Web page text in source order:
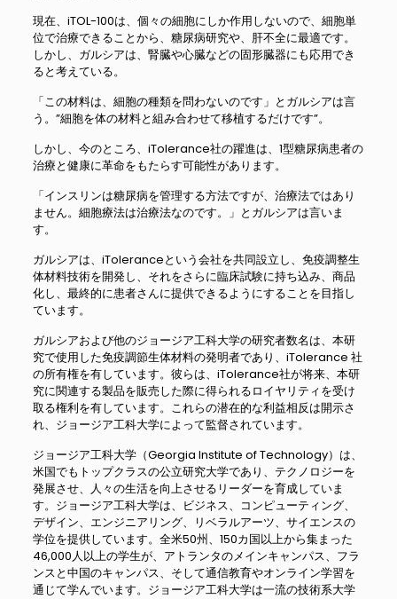
現在、iTOL-100は、個々の細胞にしか作用しないので、細胞単
位で治療できることから、糖尿病研究や、肝不全に最適です。
しかし、ガルシアは、腎臓や心臓などの固形臓器にも応用でき
ると考えている。
「この材料は、細胞の種類を問わないのです」とガルシアは言
う。”細胞を体の材料と組み合わせて移植するだけです”。
しかし、今のところ、iTolerance社の躍進は、1型糖尿病患者の
治療と健康に革命をもたらす可能性があります。
「インスリンは糖尿病を管理する方法ですが、治療法ではあり
ません。細胞療法は治療法なのです。」とガルシアは言いま
す。
ガルシアは、iToleranceという会社を共同設立し、免疫調整生
体材料技術を開発し、それをさらに臨床試験に持ち込み、商品
化し、最終的に患者さんに提供できるようにすることを目指し
ています。
ガルシアおよび他のジョージア工科大学の研究者数名は、本研
究で使用した免疫調節生体材料の発明者であり、iTolerance 社
の所有権を有しています。彼らは、iTolerance社が将来、本研
究に関連する製品を販売した際に得られるロイヤリティを受け
取る権利を有しています。これらの潜在的な利益相反は開示さ
れ、ジョージア工科大学によって監督されています。
ジョージア工科大学（Georgia Institute of Technology）は、
米国でもトップクラスの公立研究大学であり、テクノロジーを
発展させ、人々の生活を向上させるリーダーを育成していま
す。ジョージア工科大学は、ビジネス、コンピューティング、
デザイン、エンジニアリング、リベラルアーツ、サイエンスの
学位を提供しています。全米50州、150カ国以上から集まった
46,000人以上の学生が、アトランタのメインキャンパス、フラ
ンスと中国のキャンパス、そして通信教育やオンライン学習を
通じて学んでいます。ジョージア工科大学は一流の技術系大学